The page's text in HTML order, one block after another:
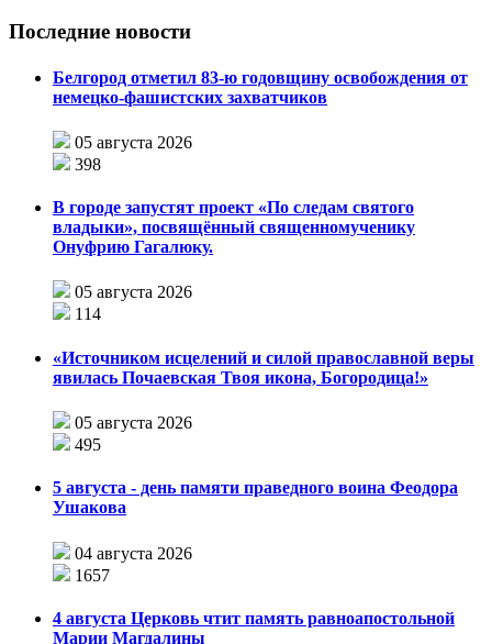
Последние новости
Белгород отметил 83-ю годовщину освобождения от
немецко-фашистских захватчиков
05 августа 2026
398
В городе запустят проект «По следам святого
владыки», посвящённый священномученику
Онуфрию Гагалюку.
05 августа 2026
114
«Источником исцелений и силой православной веры
явилась Почаевская Твоя икона, Богородица!»
05 августа 2026
495
5 августа - день памяти праведного воина Феодора
Ушакова
04 августа 2026
1657
4 августа Церковь чтит память равноапостольной
Марии Магдалины